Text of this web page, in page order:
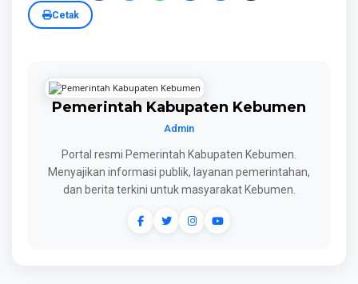
Cetak
Pemerintah Kabupaten Kebumen
Admin
Portal resmi Pemerintah Kabupaten Kebumen.
Menyajikan informasi publik, layanan pemerintahan,
dan berita terkini untuk masyarakat Kebumen.